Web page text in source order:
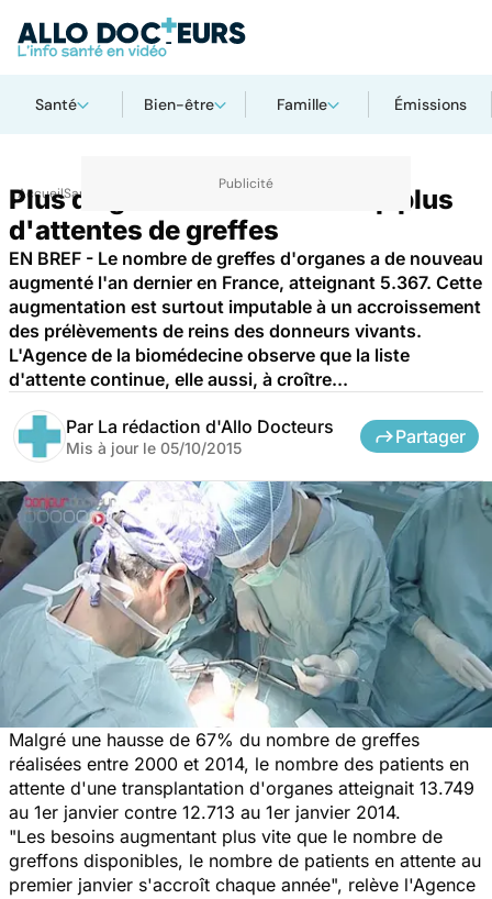
Santé Bien-être Famille Émissions
AccueilSanté
Plus de greffes... et beaucoup plus
d'attentes de greffes
EN BREF - Le nombre de greffes d'organes a de nouveau
augmenté l'an dernier en France, atteignant 5.367. Cette
augmentation est surtout imputable à un accroissement
des prélèvements de reins des donneurs vivants.
L'Agence de la biomédecine observe que la liste
d'attente continue, elle aussi, à croître...
Par La rédaction d'Allo Docteurs
Mis à jour le 05/10/2015
Partager
Malgré une hausse de 67% du nombre de greffes
réalisées entre 2000 et 2014, le nombre des patients en
attente d'une transplantation d'organes atteignait 13.749
au 1er janvier contre 12.713 au 1er janvier 2014.
"Les besoins augmentant plus vite que le nombre de
greffons disponibles, le nombre de patients en attente au
premier janvier s'accroît chaque année", relève l'Agence